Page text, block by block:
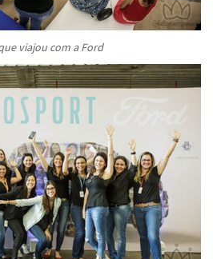
viajou com a Ford